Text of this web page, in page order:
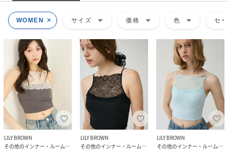
WOMEN サイズ arrow_drop_down 価格 arrow_drop_down 色 arrow_drop_down セ
LILY BROWN
その他のインナー・ルームウェア
LILY BROWN
その他のインナー・ルームウェア
LILY BROWN
その他のインナー・ルームウェア